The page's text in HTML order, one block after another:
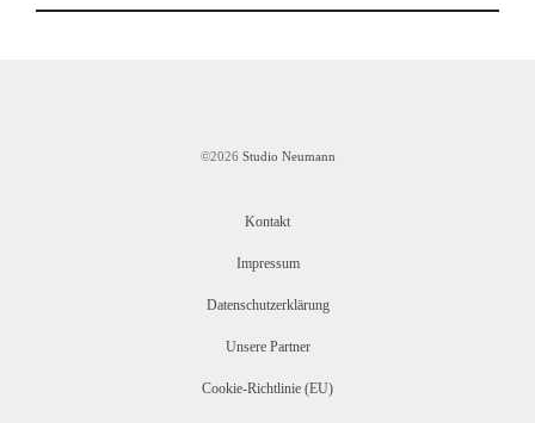
©2026 Studio Neumann
Kontakt
Impressum
Datenschutzerklärung
Unsere Partner
Cookie-Richtlinie (EU)